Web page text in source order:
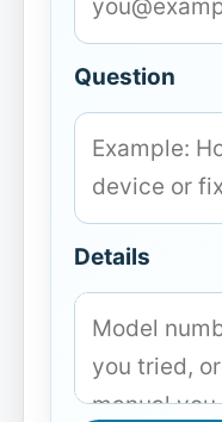
Question
Details